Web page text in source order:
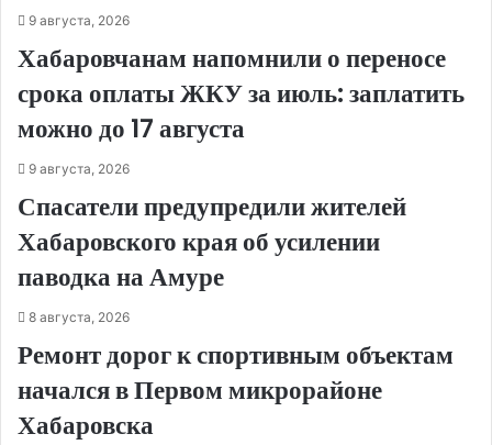
9 августа, 2026
Хабаровчанам напомнили о переносе
срока оплаты ЖКУ за июль: заплатить
можно до 17 августа
9 августа, 2026
Спасатели предупредили жителей
Хабаровского края об усилении
паводка на Амуре
8 августа, 2026
Ремонт дорог к спортивным объектам
начался в Первом микрорайоне
Хабаровска